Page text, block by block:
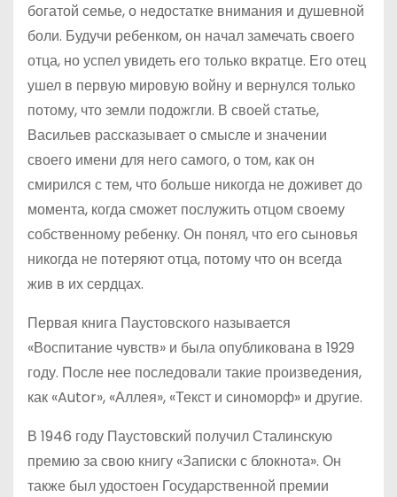
богатой семье, о недостатке внимания и душевной
боли. Будучи ребенком, он начал замечать своего
отца, но успел увидеть его только вкратце. Его отец
ушел в первую мировую войну и вернулся только
потому, что земли подожгли. В своей статье,
Васильев рассказывает о смысле и значении
своего имени для него самого, о том, как он
смирился с тем, что больше никогда не доживет до
момента, когда сможет послужить отцом своему
собственному ребенку. Он понял, что его сыновья
никогда не потеряют отца, потому что он всегда
жив в их сердцах.
Первая книга Паустовского называется
«Воспитание чувств» и была опубликована в 1929
году. После нее последовали такие произведения,
как «Autor», «Аллея», «Текст и синоморф» и другие.
В 1946 году Паустовский получил Сталинскую
премию за свою книгу «Записки с блокнота». Он
также был удостоен Государственной премии